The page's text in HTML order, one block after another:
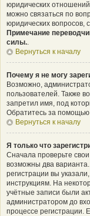
юридических
можно связаться по
юридических вопросов,
Примечание
силы..
Вернуться к началу
Почему я не могу
Возможно,
пользователей. Также
запретил имя, под
Обратитесь за
Вернуться к началу
Я только что
Сначала проверьте
возможны два
регистрации вы
инструкциям. На
учётные записи были
администратором до
процессе